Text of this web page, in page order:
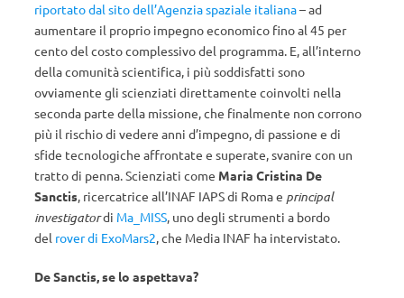
riportato dal sito dell’Agenzia spaziale italiana– ad
aumentare il proprio impegno economico fino al 45 per
cento del costo complessivo del programma. E, all’interno
della comunità scientifica, i più soddisfatti sono
ovviamente gli scienziati direttamente coinvolti nella
seconda parte della missione, che finalmente non corrono
più il rischio di vedere anni d’impegno, di passione e di
sfide tecnologiche affrontate e superate, svanire con un
tratto di penna. Scienziati come Maria Cristina De
Sanctis, ricercatrice all’INAF IAPS di Roma e principal
investigatordi Ma_MISS, uno degli strumenti a bordo
del rover di ExoMars2, che Media INAF ha intervistato.
De Sanctis, se lo aspettava?